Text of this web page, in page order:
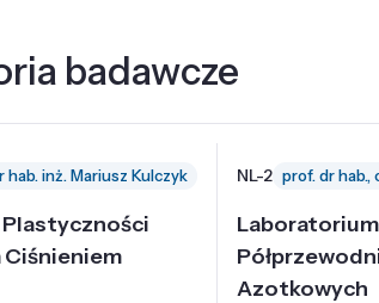
badawcze
hab. inż. Mariusz Kulczyk NL-2
Azotkowych